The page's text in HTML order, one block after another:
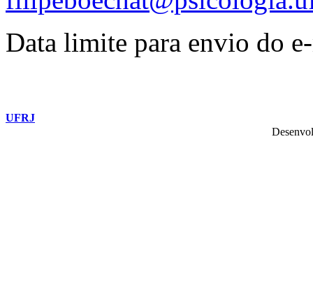
Data limite para envio do
UFRJ